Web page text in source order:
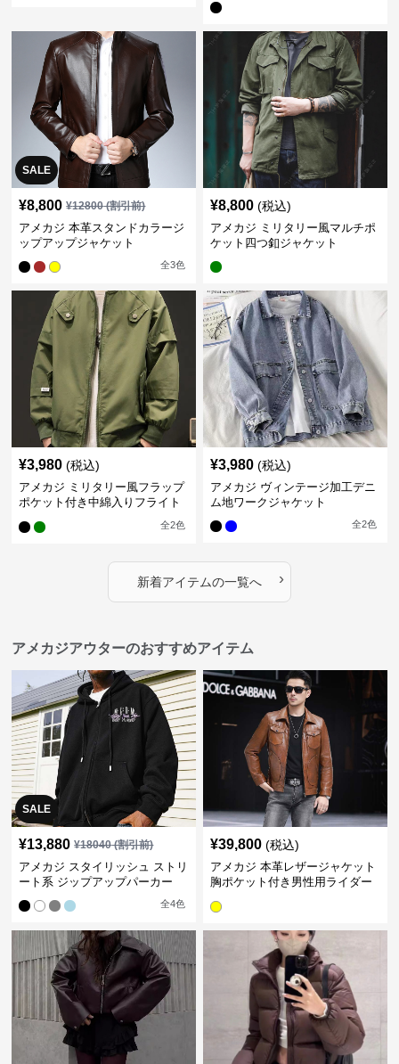
SALE
¥8,800 ¥12800(割引前)
アメカジ 本革スタンドカラージ
ップアップジャケット
全3色
¥8,800 (税込)
アメカジ ミリタリー風マルチポ
ケット四つ釦ジャケット
¥3,980 (税込)
アメカジ ミリタリー風フラップ
ポケット付き中綿入りフライト
全2色
¥3,980 (税込)
アメカジ ヴィンテージ加工デニ
ム地ワークジャケット
全2色
新着アイテムの一覧へ ›
アメカジアウターのおすすめアイテム
SALE
¥13,880 ¥18040(割引前)
アメカジ スタイリッシュ ストリ
ート系 ジップアップパーカー
全4色
¥39,800 (税込)
アメカジ 本革レザージャケット
胸ポケット付き男性用ライダー